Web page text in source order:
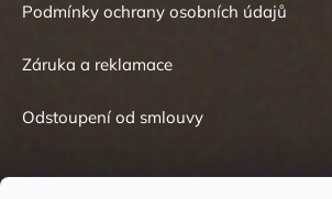
Podmínky ochrany osobních údajů
Záruka a reklamace
Odstoupení od smlouvy